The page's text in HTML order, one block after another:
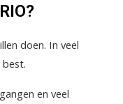
doen. In veel
en veel